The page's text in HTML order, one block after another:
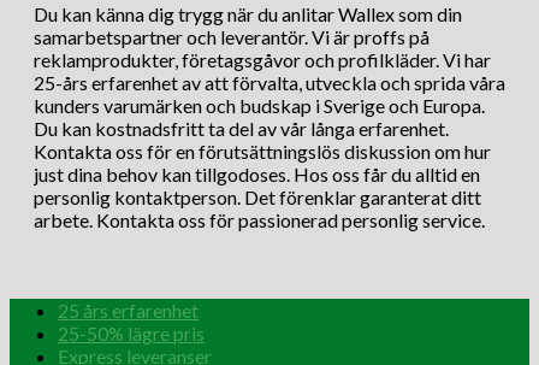
Du kan känna dig trygg när du anlitar Wallex som din
samarbetspartner och leverantör. Vi är proffs på
reklamprodukter, företagsgåvor och profilkläder. Vi har
25-års erfarenhet av att förvalta, utveckla och sprida våra
kunders varumärken och budskap i Sverige och Europa.
Du kan kostnadsfritt ta del av vår långa erfarenhet.
Kontakta oss för en förutsättningslös diskussion om hur
just dina behov kan tillgodoses. Hos oss får du alltid en
personlig kontaktperson. Det förenklar garanterat ditt
arbete. Kontakta oss för passionerad personlig service.
25 års erfarenhet
25-50% lägre pris
Express leveranser